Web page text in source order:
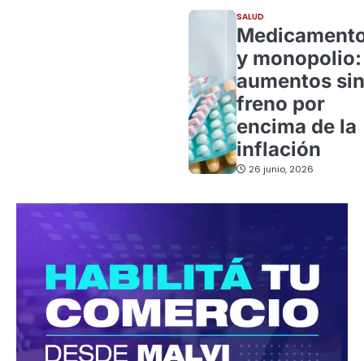
SALUD
y monopolio:
aumentos sin
freno por
encima de la
inflación
26 junio, 2026